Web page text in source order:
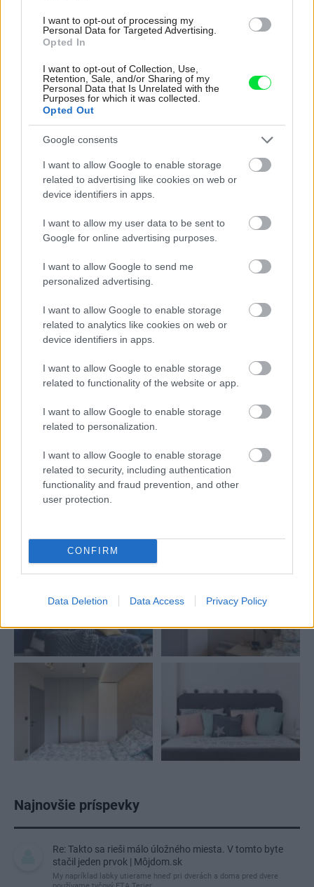
I want to opt-out of processing my
Personal Data for Targeted Advertising.
Opted In
I want to opt-out of Collection, Use,
Retention, Sale, and/or Sharing of my
Personal Data that Is Unrelated with the
Purposes for which it was collected.
Opted Out
Google consents
I want to allow Google to enable storage
related to advertising like cookies on web or
device identifiers in apps.
I want to allow my user data to be sent to
Google for online advertising purposes.
I want to allow Google to send me
personalized advertising.
I want to allow Google to enable storage
related to analytics like cookies on web or
device identifiers in apps.
I want to allow Google to enable storage
related to functionality of the website or app.
I want to allow Google to enable storage
related to personalization.
I want to allow Google to enable storage
related to security, including authentication
functionality and fraud prevention, and other
user protection.
CONFIRM
Data Deletion Data Access Privacy Policy
Zdieľať článok
Najčítanejšie Za týždeň Za mesiac
Deti odrástli, rodičia majú bývanie presne podľa
seba. V novom dome je všetko pre ich život i
návštevy vnúčat
K bytu ladili aj škáry v obklade. Majitelia zbúrali
stereotyp, bývanie vyzerá ako z filmov svojského
režiséra
Kedysi boli veľkým trendom, dnes sa im radšej
vyhnite. Týchto 7 vecí robí vašu obývačku
zastaralou
V dome v lese vyriešili známy problém. Dvaja
majitelia v ňom majú dosť súkromia aj miesto pre
Žije pri lese, chová sliepky a uspáva ju rieka.
ako malý raj
Inšpirácie
spálňa textil,sivá
Najnovšie príspevky
Re: Takto sa rieši málo úložného miesta. V tomto byte
stačil jeden prvok | Môjdom.sk
My napríklad labky utierame hneď pri dverách a doma pred dvere